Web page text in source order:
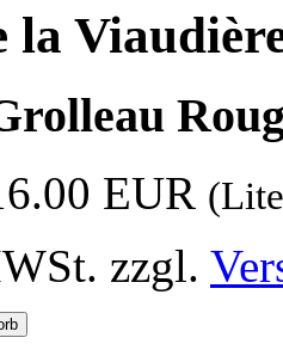
la
EUR
zzgl.